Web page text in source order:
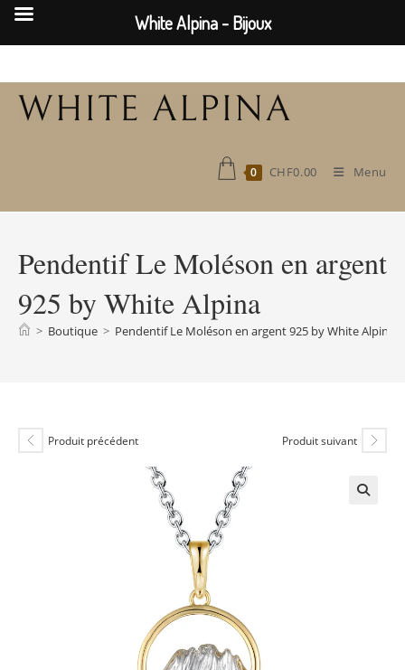
to
content
0 CHF0.00 Menu
Pendentif Le Moléson en argent
925 by White Alpina
> Boutique > Pendentif Le Moléson en argent 925 by White Alpina
Produit précédent Produit suivant
White Alpina - Bijoux